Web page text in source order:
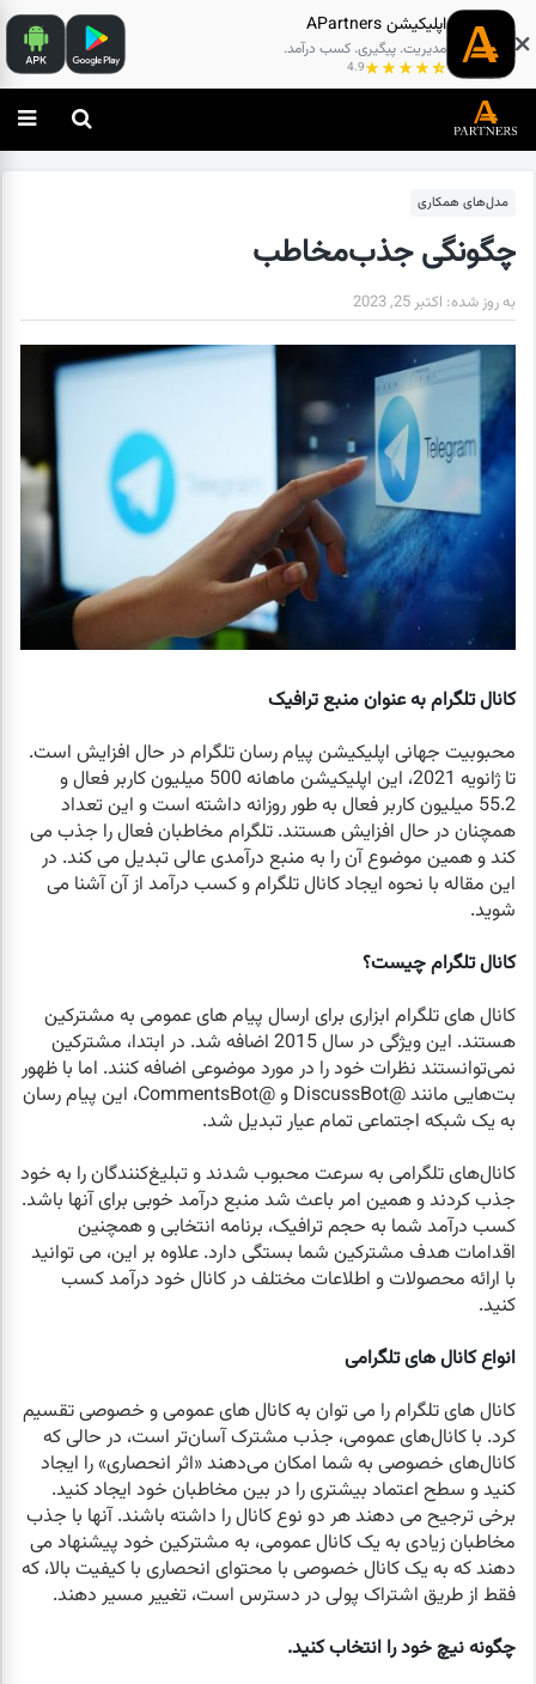
اپلیکیشن APartners
مدیریت. پیگیری. کسب درآمد.
4.9
مدل‌های همکاری
چگونگی جذب‌مخاطب
به روز شده: اکتبر 25, 2023
کانال تلگرام به عنوان منبع ترافیک
محبوبیت جهانی اپلیکیشن پیام رسان تلگرام در حال افزایش است.
تا ژانویه 2021، این اپلیکیشن ماهانه 500 میلیون کاربر فعال و
55.2 میلیون کاربر فعال به طور روزانه داشته است و این تعداد
همچنان در حال افزایش هستند. تلگرام مخاطبان فعال را جذب می
کند و همین موضوع آن را به منبع درآمدی عالی تبدیل می کند. در
این مقاله با نحوه ایجاد کانال تلگرام و کسب درآمد از آن آشنا می
شوید.
کانال تلگرام چیست؟
کانال های تلگرام ابزاری برای ارسال پیام های عمومی به مشترکین
هستند. این ویژگی در سال 2015 اضافه شد. در ابتدا، مشترکین
نمی‌توانستند نظرات خود را در مورد موضوعی اضافه کنند. اما با ظهور
بت‌هایی مانند @DiscussBot و @CommentsBot، این پیام رسان
به یک شبکه اجتماعی تمام عیار تبدیل شد.
کانال‌های تلگرامی به سرعت محبوب شدند و تبلیغ‌کنندگان را به خود
جذب کردند و همین امر باعث شد منبع درآمد خوبی برای آنها باشد.
کسب درآمد شما به حجم ترافیک، برنامه انتخابی و همچنین
اقدامات هدف مشترکین شما بستگی دارد. علاوه بر این، می توانید
با ارائه محصولات و اطلاعات مختلف در کانال خود درآمد کسب
کنید.
انواع کانال های تلگرامی
کانال های تلگرام را می توان به کانال های عمومی و خصوصی تقسیم
کرد. با کانال‌های عمومی، جذب مشترک آسان‌تر است، در حالی که
کانال‌های خصوصی به شما امکان می‌دهند «اثر انحصاری» را ایجاد
کنید و سطح اعتماد بیشتری را در بین مخاطبان خود ایجاد کنید.
برخی ترجیح می دهند هر دو نوع کانال را داشته باشند. آنها با جذب
مخاطبان زیادی به یک کانال عمومی، به مشترکین خود پیشنهاد می‌
دهند که به یک کانال خصوصی با محتوای انحصاری با کیفیت بالا، که
فقط از طریق اشتراک پولی در دسترس است، تغییر مسیر دهند.
چگونه نیچ خود را انتخاب کنید.